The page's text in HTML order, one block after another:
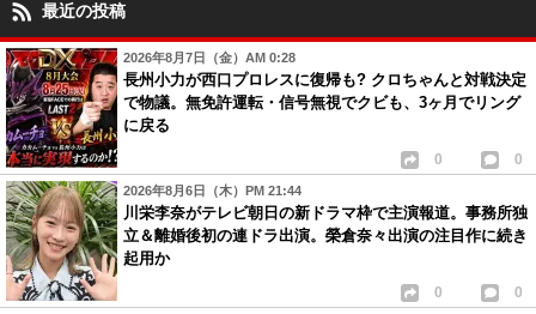
最近の投稿
2026年8月7日（金）AM 0:28
長州小力が西口プロレスに復帰も? クロちゃんと対戦決定
で物議。無免許運転・信号無視でクビも、3ヶ月でリング
に戻る
0 0
2026年8月6日（木）PM 21:44
川栄李奈がテレビ朝日の新ドラマ枠で主演報道。事務所独
立＆離婚後初の連ドラ出演。榮倉奈々出演の注目作に続き
起用か
0 0